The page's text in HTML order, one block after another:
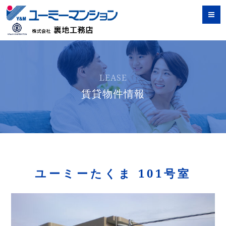
LEASE
賃貸物件情報
ユーミーたくま 101号室